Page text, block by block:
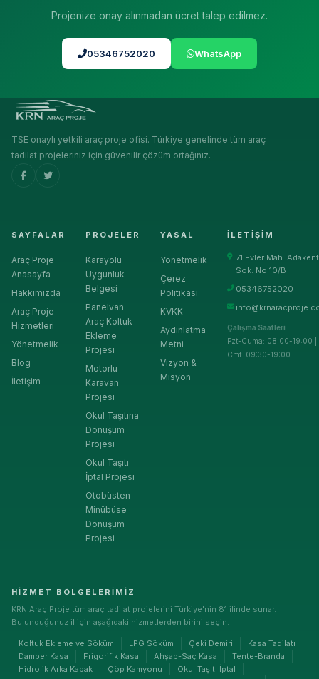
Projenize onay alınmadan ücret talep edilmez.
05346752020 WhatsApp
TSE onaylı yetkili araç proje ofisi. Türkiye genelinde tüm araç
tadilat projeleriniz için güvenilir çözüm ortağınız.
SAYFALAR
Araç Proje
Anasayfa
Hakkımızda
Araç Proje
Hizmetleri
Yönetmelik
Blog
İletişim
PROJELER
Karayolu
Uygunluk
Belgesi
Panelvan
Araç Koltuk
Ekleme
Projesi
Motorlu
Karavan
Projesi
Okul Taşıtına
Dönüşüm
Projesi
Okul Taşıtı
İptal Projesi
Otobüsten
Minübüse
Dönüşüm
Projesi
YASAL
Yönetmelik
Çerez
Politikası
KVKK
Aydınlatma
Metni
Vizyon &
Misyon
İLETIŞIM
71 Evler Mah. Adakent
Sok. No:10/B
05346752020
Çalışma Saatleri
Pzt-Cuma: 08:00-19:00 |
Cmt: 09:30-19:00
HIZMET BÖLGELERIMIZ
KRN Araç Proje tüm araç tadilat projelerini Türkiye'nin 81 ilinde sunar.
Bulunduğunuz il için aşağıdaki hizmetlerden birini seçin.
Koltuk Ekleme ve Söküm LPG Söküm Çeki Demiri
Kasa Tadilatı
Damper Kasa
Frigorifik Kasa Ahşap-Saç Kasa
Tente-Branda
Hidrolik Arka Kapak
Çöp Kamyonu
Okul Taşıtı İptal